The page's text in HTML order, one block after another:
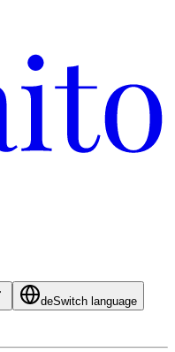
deSwitch language